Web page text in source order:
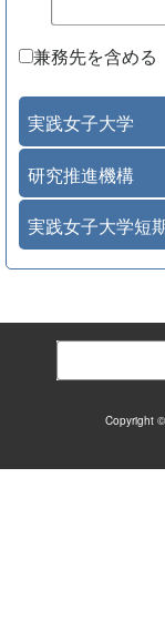
兼務先を含める
実践女子大学
研究推進機構
実践女子大学短
Copyright